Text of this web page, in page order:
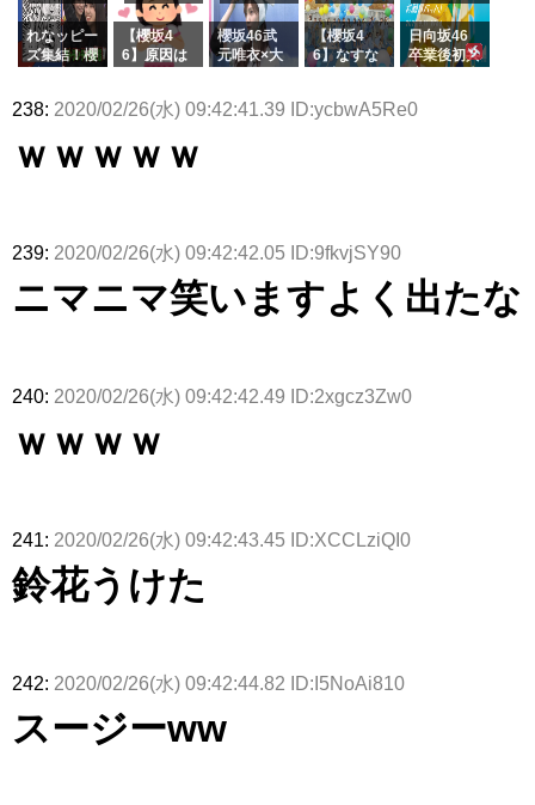
でいた理由
e or Brea
k』オフィ
シャルグッ
ズ絶賛販売
玉に取る大
沼晶保【く
りぃむナン
タラ】
ラーム所属
に。これで
事務所に所
属している
さまの反応
れなッピー
ズ集結！櫻
理子、8/6
ト！」水曜
スタジオ出
【櫻坂4
6】原因は
uddiesを
る...
櫻坂46武
元唯衣×大
カップお姉
【櫻坂4
6】なすな
2曲目っ
日向坂46
卒業後初共
師匠オード
238: 2020/02/26(水) 09:42:41.39 ID:ycbwA5Re0
ｗｗｗｗｗ
239: 2020/02/26(水) 09:42:42.05 ID:9fkvjSY90
ニマニマ笑いますよく出たな
240: 2020/02/26(水) 09:42:42.49 ID:2xgcz3Zw0
ｗｗｗｗ
241: 2020/02/26(水) 09:42:43.45 ID:XCCLziQI0
鈴花うけた
242: 2020/02/26(水) 09:42:44.82 ID:I5NoAi810
スージーww